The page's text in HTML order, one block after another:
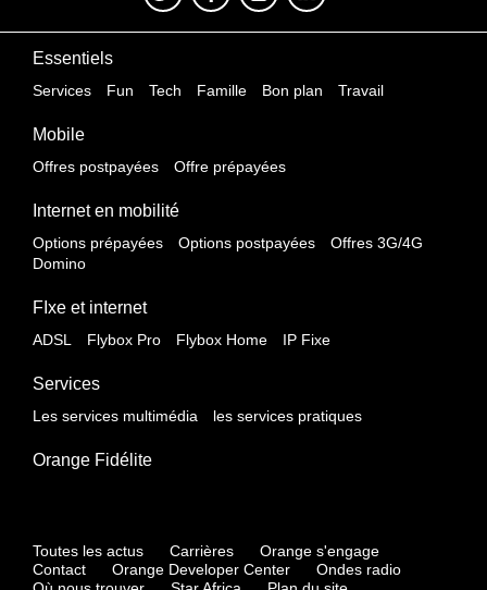
Essentiels
Services Fun Tech Famille Bon plan Travail
Mobile
Offres postpayées Offre prépayées
Internet en mobilité
Options prépayées Options postpayées
Offres 3G/4G
Domino
FIxe et internet
ADSL Flybox Pro Flybox Home IP Fixe
Services
Les services multimédia les services pratiques
Orange Fidélite
Toutes les actus Carrières
Orange s'engage
Contact
Orange Developer Center
Ondes radio